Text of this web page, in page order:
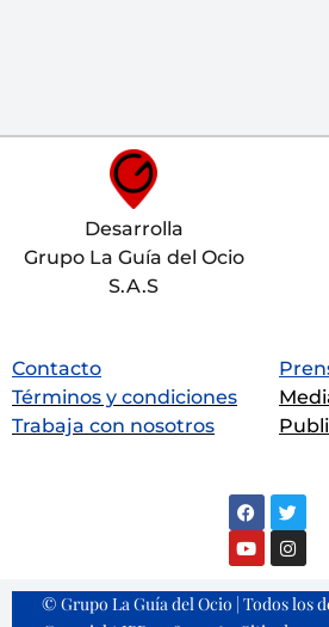
Desarrolla
Grupo La Guía del Ocio
S.A.S
Contacto
Términos y condiciones
Trabaja con nosotros
© Grupo La Guía del Ocio | Todos los